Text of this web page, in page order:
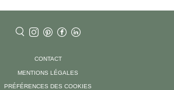
CONTACT
MENTIONS LÉGALES
PRÉFÉRENCES DES COOKIES